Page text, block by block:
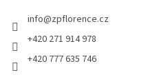
info@zpflorence.cz
+420 271 914 978
+420 777 635 746